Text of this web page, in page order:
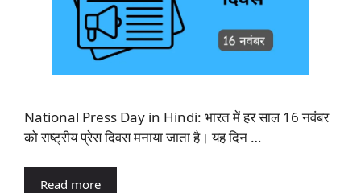
National Press Day in Hindi: भारत में हर साल 16 नवंबर
को राष्ट्रीय प्रेस दिवस मनाया जाता है। यह दिन …
Read more